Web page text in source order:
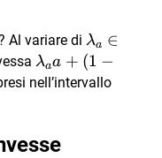
Al variare di
\in [0,1]
λa ∈
\lambda_{a}a+
(1-
λaa + (1 −
nell’intervallo